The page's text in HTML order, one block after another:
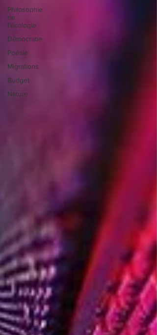
Philosophie
de
l'écologie
Démocratie
Poésie
Migrations
Budget
Nature